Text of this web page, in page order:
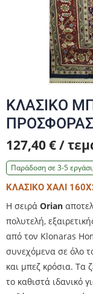
ΚΛΑΣΙΚΟ
ΠΡΟΣΦΟΡΑΣ
127,40 € /
Παράδοση σε 3-5
ΚΛΑΣΙΚΟ ΧΑΛΙ
Η σειρά Orian
πολυτελή,
από τον Klonaras
συνεχόμενα σε όλο
και μπεζ κρόσια. Τα
το καθιστά ιδανικό